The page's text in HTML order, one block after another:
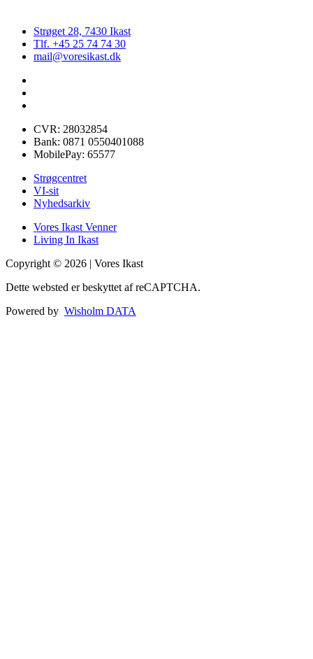
Strøget 28, 7430 Ikast
Tlf. +45 25 74 74 30
mail@voresikast.dk
CVR: 28032854
Bank: 0871 0550401088
MobilePay: 65577
Strøgcentret
VI-sit
Nyhedsarkiv
Vores Ikast Venner
Living In Ikast
Copyright © 2026 | Vores Ikast
Dette websted er beskyttet af reCAPTCHA.
Powered by Wisholm DATA